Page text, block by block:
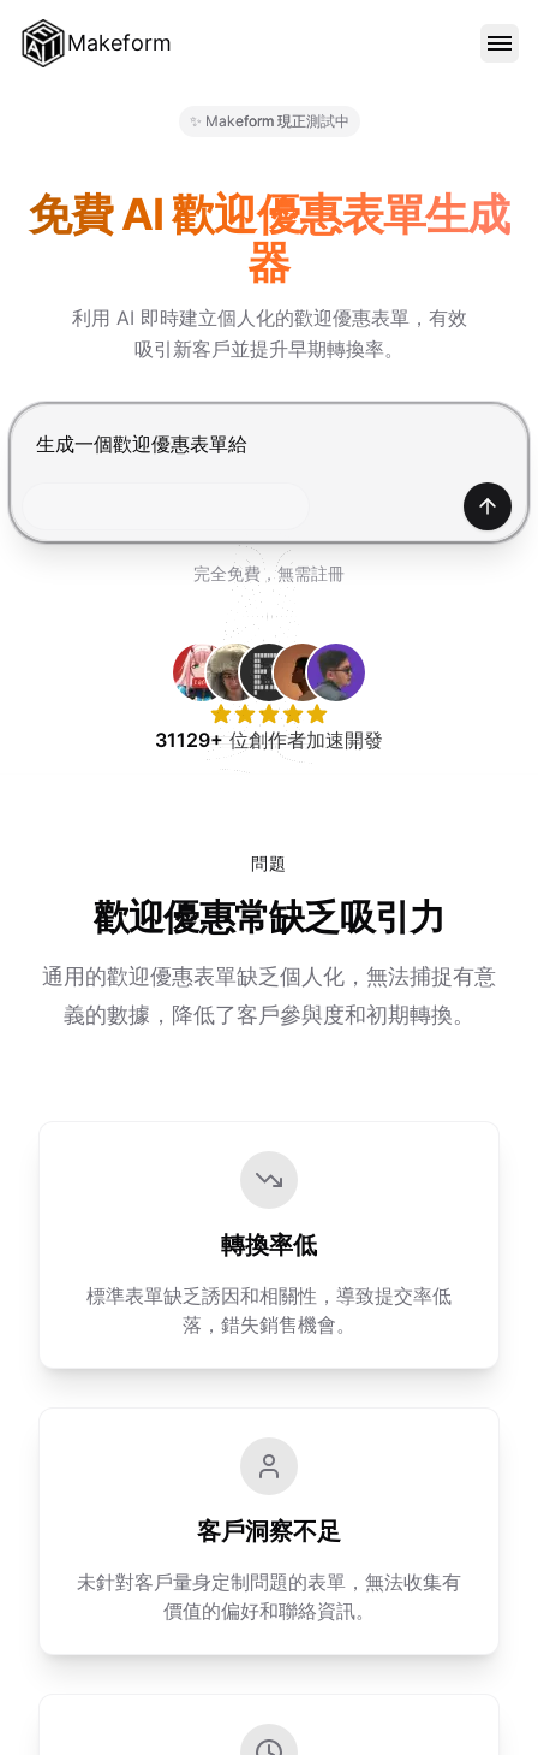
Makeform
登入
免費試用
✨ Makeform 現正測試中
免費 AI 歡迎優惠表單生成
器
利用 AI 即時建立個人化的歡迎優惠表單，有效
吸引新客戶並提升早期轉換率。
按 Enter 提交，Shift+Enter 換行
產生
完全免費，無需註冊
31129+位創作者加速開發
問題
歡迎優惠常缺乏吸引力
通用的歡迎優惠表單缺乏個人化，無法捕捉有意
義的數據，降低了客戶參與度和初期轉換。
轉換率低
標準表單缺乏誘因和相關性，導致提交率低
落，錯失銷售機會。
客戶洞察不足
未針對客戶量身定制問題的表單，無法收集有
價值的偏好和聯絡資訊。